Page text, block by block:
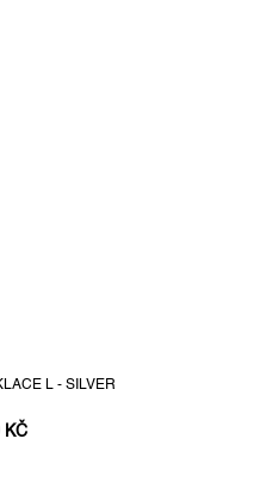
L - SILVER
KČ